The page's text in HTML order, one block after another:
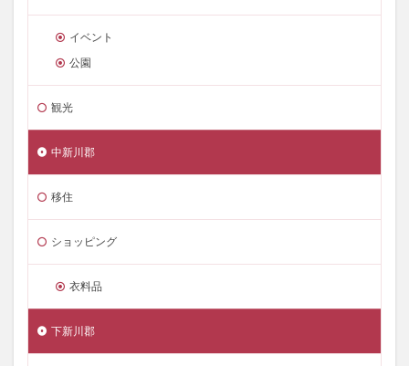
イベント
公園
観光
中新川郡
移住
ショッピング
衣料品
下新川郡